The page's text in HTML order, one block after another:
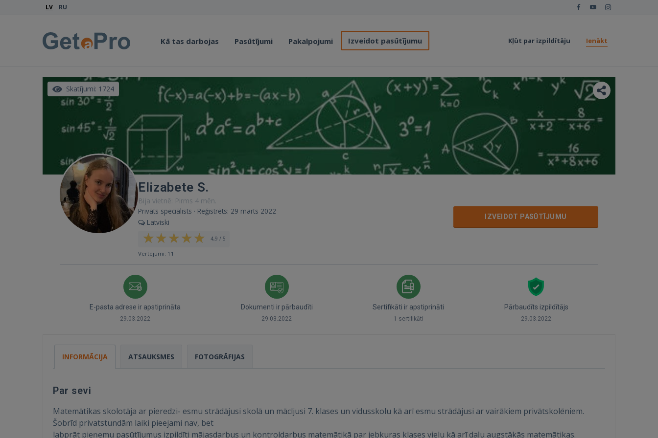
LV RU
Kā tas darbojas Pasūtījumi Pakalpojumi Izveidot pasūtījumu Kļūt par izpildītāju Ienākt
IENĀKT
Skatījumi: 1724
Elizabete S.
Bija vietnē: Pirms 4 mēn.
Privāts speciālists · Reģistrēts: 29 marts 2022
Latviski
4,9 / 5
Vērtējumi: 11
IZVEIDOT PASŪTĪJUMU
E-pasta adrese ir apstiprināta
29.03.2022
Dokumenti ir pārbaudīti
29.03.2022
Sertifikāti ir apstiprināti
1 sertifikāti
Pārbaudīts izpildītājs
29.03.2022
INFORMĀCIJA ATSAUKSMES FOTOGRĀFIJAS
Par sevi
Matemātikas skolotāja ar pieredzi- esmu strādājusi skolā un mācījusi 7. klases un vidusskolu kā arī esmu strādājusi ar vairākiem privātskolēniem.
Šobrīd privatstundām laiki pieejami nav, bet
labprāt pieņemu pasūtījumus izpildīti mājasdarbus un kontroldarbus matemātikā par jebkuras klases vielu kā arī daļu augstākās matemātikas.